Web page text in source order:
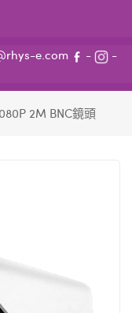
e.com -
-
2M BNC鏡頭